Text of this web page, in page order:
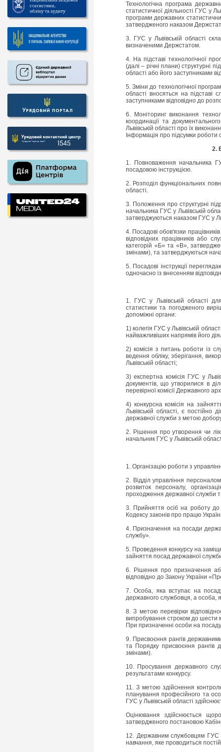
Технологічна програма
статистичної діяльності ГУС у
програми державних
затвердженого наказом
3. ГУС у Львівській області
визначеними Держстатом.
4. На підставі технологічної
(далі – річні плани) структурні
області або його заступниками
5. Зміни до технологічної
області вносяться на підставі
заступниками відповідно до
6. Моніторинг виконання
координації та
Львівській області про їх
Інформація про підсумки роботи
2.
1. Повноваження начальника
посадовою інструкцією.
2. Розподіл функціональних
області.
3. Положення про структурні
начальника ГУС у Львівській
затверджуються наказом ГУС у
4. Посадові обов'язки
відповідних працівників або
категорій «Б» та «В»,
змінами), та затверджуються
5. Посадові інструкції
одночасно із внесенням
1. ГУС у Львівській області
статистики та погодженого
допоміжні органи:
1) колегія ГУС у Львівській
найважливіших напрямів його
2) комісія з питань роботи із
ведення обліку, зберігання,
Львівській області;
3) експертна комісія ГУС у
документів, що утворилися в
перевірної комісії Державного
4) конкурсна комісія на
Львівській області, є
державної служби з метою
2. Рішення про утворення чи
начальник ГУС у Львівській
1. Організацію роботи з
2. Відділ управління
розвиток персоналу,
проходження державної служби
3. Прийняття осіб на роботу до
Кодексу законів про працю
4. Призначення на посади
службу».
5. Проведення конкурсу на
зайняття посад державної
6. Рішення про призначення
відповідно до Закону України
7. Особа, яка вступає на
державного службовця, а особа,
8. З метою перевірки
випробування строком до шести
При призначенні особи на
9. Присвоєння рангів
та Порядку присвоєння рангів
змінами).
10. Просування державного
результатами конкурсу.
11. З метою здійснення
планування професійного та
ГУС у Львівській області
Оцінювання здійснюється
затвердженого постановою
12. Державним службовцям ГУС
навчання, яке проводиться